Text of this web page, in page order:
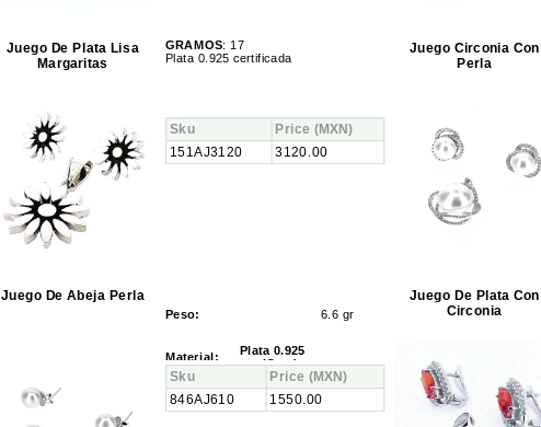
Juego De Plata Lisa
Margaritas
GRAMOS: 17
Plata 0.925 certificada
Sku Price (MXN)
151AJ3120 3120.00
Juego Circonia Con
Perla
Juego De Abeja Perla
Peso: 6.6 gr
Material: Plata 0.925
certificada...
Sku Price (MXN)
846AJ610 1550.00
Juego De Plata Con
Circonia